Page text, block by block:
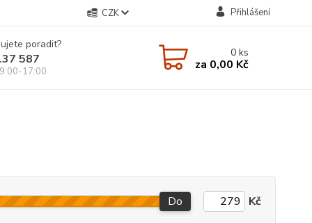
CZK Přihlášení
poradit?
587
17:00
0ks
za 0,00 Kč
Do Kč